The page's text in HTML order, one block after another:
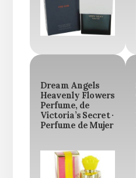
Dream Angels
Heavenly Flowers
Perfume, de
Victoria’s Secret ·
Perfume de Mujer